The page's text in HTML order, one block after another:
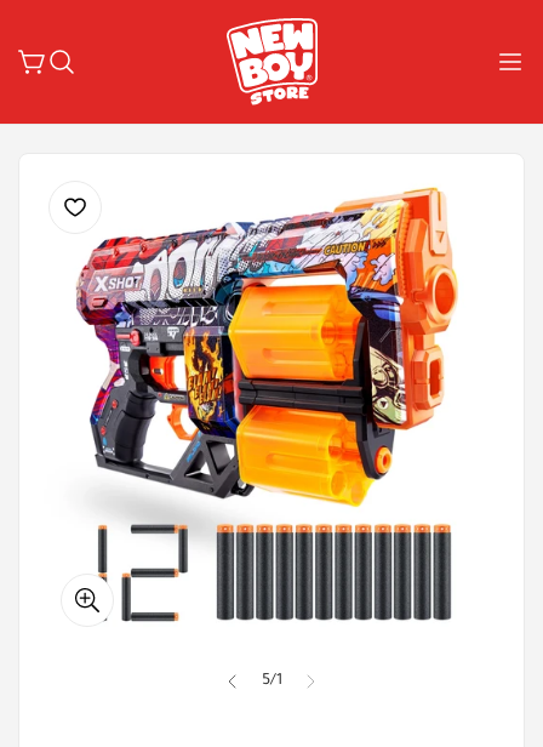
1
/
5